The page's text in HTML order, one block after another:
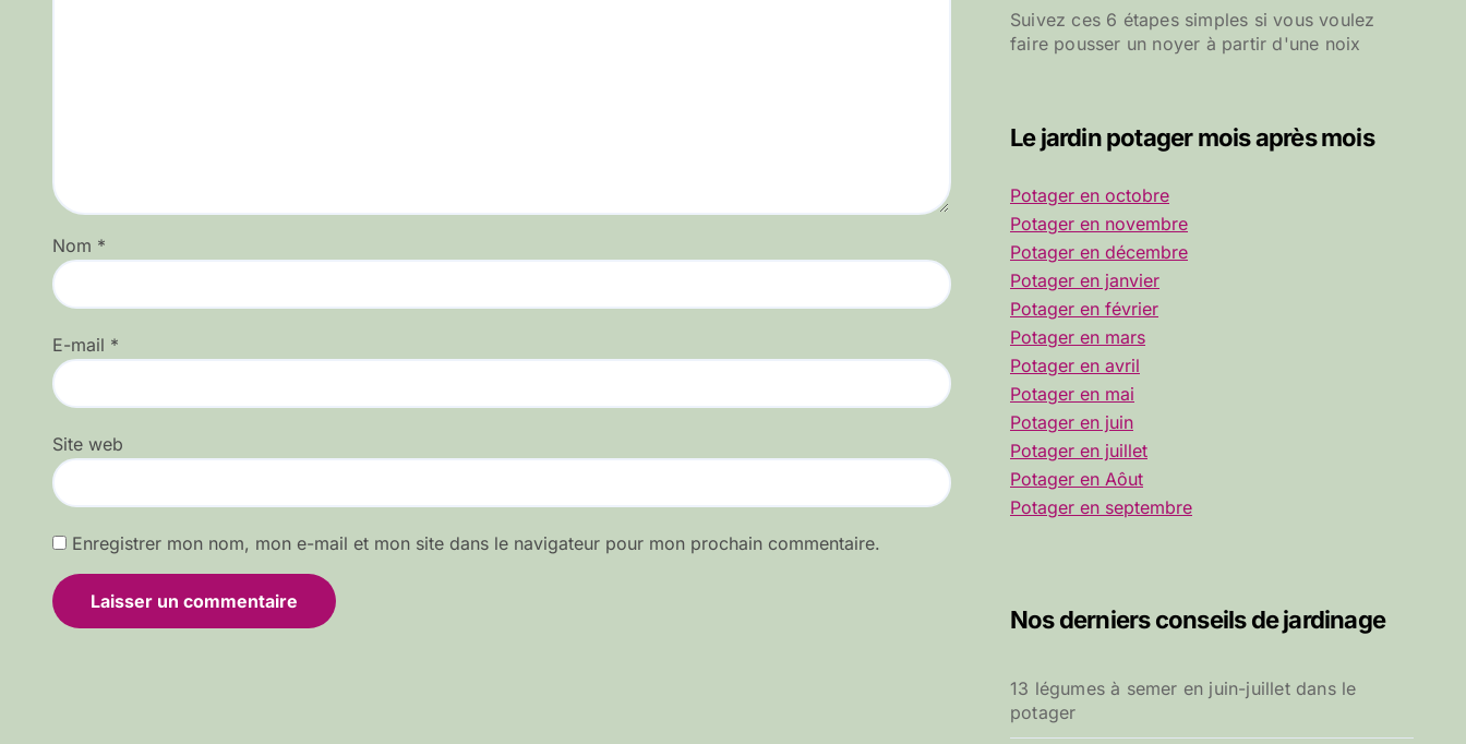
Nom *
E-mail *
Site web
Enregistrer mon nom, mon e-mail et mon site dans le navigateur pour mon prochain commentaire.
Suivez ces 6 étapes simples si vous voulez
faire pousser un noyer à partir d'une noix
Le jardin potager mois après mois
Potager en octobre
Potager en novembre
Potager en décembre
Potager en janvier
Potager en février
Potager en mars
Potager en avril
Potager en mai
Potager en juin
Potager en juillet
Potager en Aôut
Potager en septembre
Nos derniers conseils de jardinage
13 légumes à semer en juin-juillet dans le
potager